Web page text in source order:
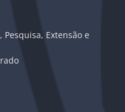
Pesquisa, Extensão e